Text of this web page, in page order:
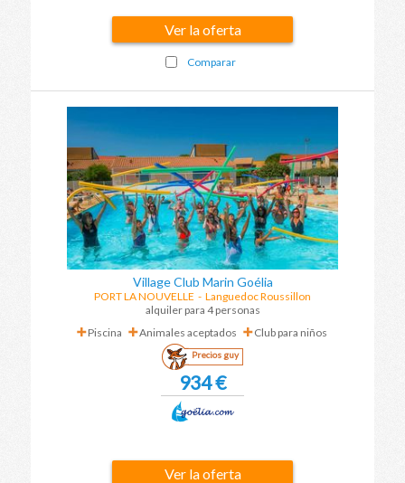
Ver la oferta
Comparar
Village Club Marin Goélia
PORT LA NOUVELLE - Languedoc Roussillon
alquiler para 4 personas
Piscina
Animales aceptados Club para niños
Precios guy
934 €
Ver la oferta